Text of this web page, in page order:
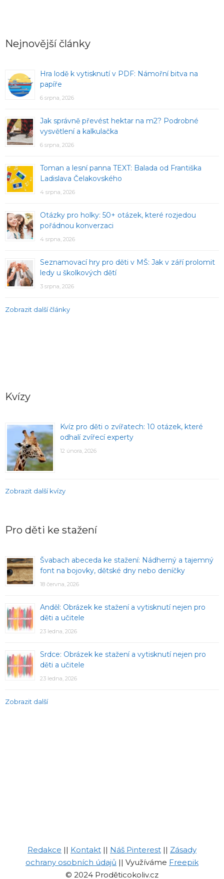
Nejnovější články
Hra lodě k vytisknutí v PDF: Námořní bitva na
papíře
6 srpna, 2026
Jak správně převést hektar na m2? Podrobné
vysvětlení a kalkulačka
6 srpna, 2026
Toman a lesní panna TEXT: Balada od Františka
Ladislava Čelakovského
4 srpna, 2026
Otázky pro holky: 50+ otázek, které rozjedou
pořádnou konverzaci
4 srpna, 2026
Seznamovací hry pro děti v MŠ: Jak v září prolomit
ledy u školkových dětí
3 srpna, 2026
Zobrazit další články
Kvízy
Kvíz pro děti o zvířatech: 10 otázek, které
odhalí zvířecí experty
12 února, 2026
Zobrazit další kvízy
Pro děti ke stažení
Švabach abeceda ke stažení: Nádherný a tajemný
font na bojovky, dětské dny nebo deníčky
18 června, 2026
Anděl: Obrázek ke stažení a vytisknutí nejen pro
děti a učitele
23 ledna, 2026
Srdce: Obrázek ke stažení a vytisknutí nejen pro
děti a učitele
23 ledna, 2026
Zobrazit další
Redakce || Kontakt || Náš Pinterest || Zásady
ochrany osobních údajů || Využíváme Freepik
© 2024 Proděticokoliv.cz